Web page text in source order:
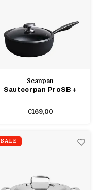
Scanpan
Sauteerpan ProSB +
€169,00
SALE